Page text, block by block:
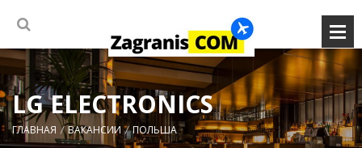
LG ELECTRONICS
ГЛАВНАЯ ВАКАНСИИ ПОЛЬША